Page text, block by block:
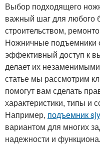
Выбор подходящего
важный шаг для любого
строительством,
Ножничные подъемники
эффективный доступ к
делает их
статье мы рассмотрим
помогут вам сделать
характеристики, типы и
Например, подъемник
вариантом для многих
надежности и